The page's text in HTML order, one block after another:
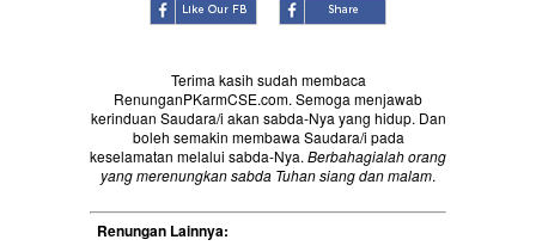
Terima kasih sudah membaca
RenunganPKarmCSE.com. Semoga menjawab
kerinduan Saudara/i akan sabda-Nya yang hidup. Dan
boleh semakin membawa Saudara/i pada
keselamatan melalui sabda-Nya. Berbahagialah orang
yang merenungkan sabda Tuhan siang dan malam.
Renungan Lainnya: